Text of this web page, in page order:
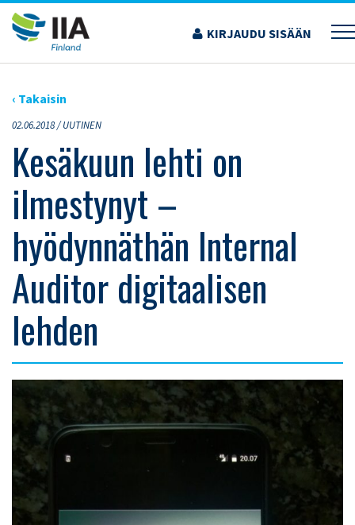
Siirry
sisältöön
KIRJAUDU SISÄÄN
›ARTIKKELIT›KESÄKUUN LEHTI ON ILMESTYNYT – HYÖDYNNÄTHÄN INTERNAL
AUDITOR DIGITAALISEN LEHDEN
‹ Takaisin
02.06.2018 /UUTINEN
Kesäkuun lehti on
ilmestynyt –
hyödynnäthän Internal
Auditor digitaalisen
lehden